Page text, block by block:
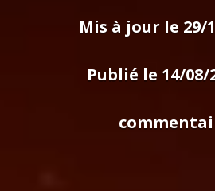
Mis à jour le 29/
Publié le 14/08/